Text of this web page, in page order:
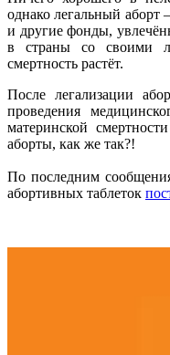
однако легальный аборт
и другие фонды,
в страны со своими
смертность растёт.
После легализации
проведения
материнской смертности
аборты, как же так?!
По последним
абортивных таблеток